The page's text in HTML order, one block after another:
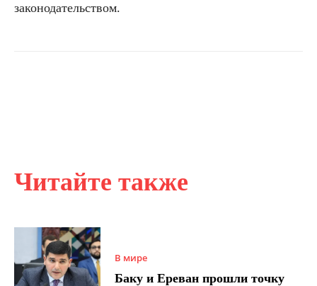
Читайте также
В мире
Баку и Ереван прошли точку
законодательством.